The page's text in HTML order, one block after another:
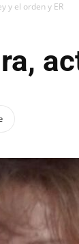
y el orden y ER